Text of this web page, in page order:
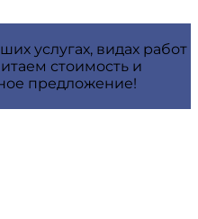
услугах, видах работ
стоимость и
предложение!